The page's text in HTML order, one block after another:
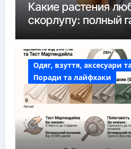
Какие растения
скорлупу: полный
Одяг, взуття, аксесуари
Поради та лайфхаки